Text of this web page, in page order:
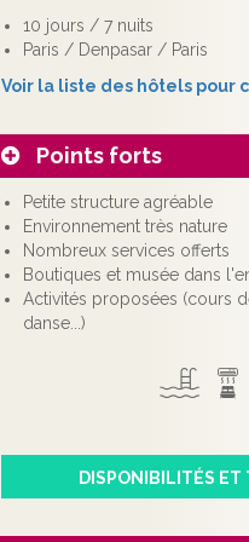
10 jours / 7 nuits
Paris / Denpasar / Paris
Voir la liste des hôtels pour
Points forts
Petite structure agréable
Environnement très nature
Nombreux services offerts
Boutiques et musée dans
Activités proposées (cours
danse...)
DISPONIBILITÉS ET